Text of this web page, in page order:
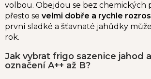
volbou. Obejdou se bez chemických
přesto se velmi dobře a rychle
první sladké a šťavnaté jahůdky
rok.
Jak vybrat frigo sazenice jahod
označení A++ až B?